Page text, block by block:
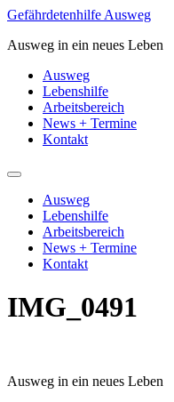
Zum
springen
Gefährdetenhilfe Ausweg
Ausweg in ein neues Leben
Ausweg
Lebenshilfe
Arbeitsbereich
News + Termine
Kontakt
Ausweg
Lebenshilfe
Arbeitsbereich
News + Termine
Kontakt
IMG_0491
Ausweg in ein neues Leben